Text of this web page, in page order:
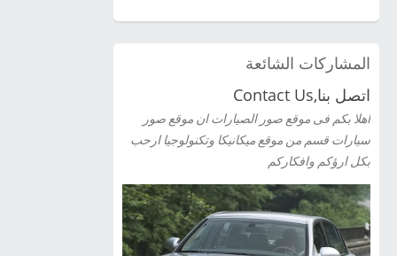
المشاركات الشائعة
اتصل بنا,Contact Us
اهلا بكم فى موقع صور الصيارات ان موقع صور
سيارات قسم من موقع ميكانيكا وتكنولوجيا ارحب
بكل ارؤكم وافكاركم